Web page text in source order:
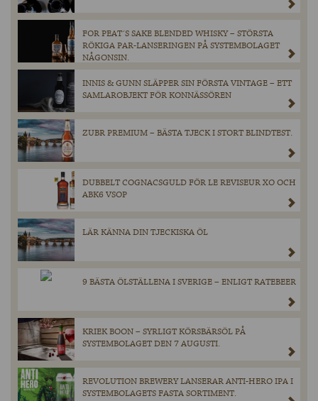
FOR PEAT´S SAKE BLENDED WHISKY – STÖRSTA
RÖKIGA PAR-LANSERINGEN PÅ SYSTEMBOLAGET
NÅGONSIN.
INNIS & GUNN SLÄPPER SIN FÖRSTA VINTAGE – ETT
SAMLAROBJEKT FÖR KONNÄSSÖREN
ZUBR PREMIUM – BÄSTA TJECK I STORT BLINDTEST.
DUBBELT COGNACSGULD FÖR LE REVISEUR XO OCH
ABK6 VSOP
LÄR KÄNNA DIN TJECKISKA ÖL
9 BÄSTA ÖLSTÄLLENA I SVERIGE – ENLIGT RATEBEER
KRIEK BOON – SYRLIGT KÖRSBÄRSÖL PÅ
SYSTEMBOLAGET DEN 7 AUGUSTI.
REVOLUTION BREWERY LANSERAR ANTI-HERO IPA I
SYSTEMBOLAGETS FASTA SORTIMENT.